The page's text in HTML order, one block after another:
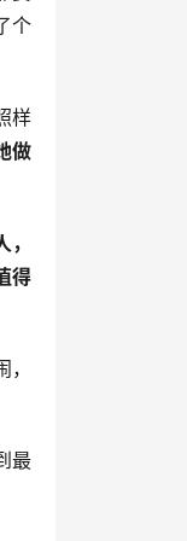
个
样
做
得
最